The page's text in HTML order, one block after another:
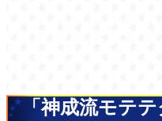
「神成流モテ